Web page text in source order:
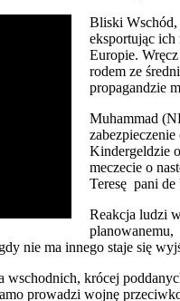
Bliski Wschód,
eksportując ich
Europie.
rodem ze
propagandzie
Muhammad
Kindergeldzie
meczecie o
Teresę pani de
Reakcja ludzi
nie ma innego staje się
wschodnich, krócej
prowadzi wojnę